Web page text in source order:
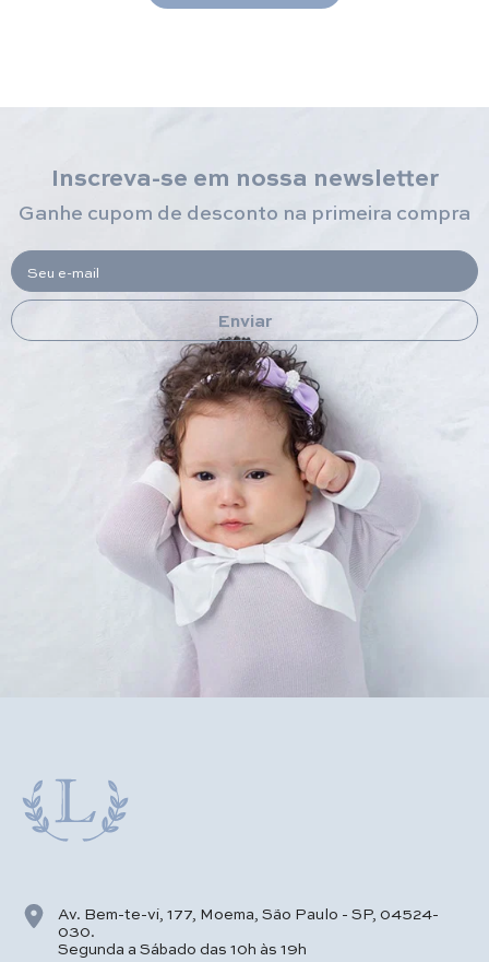
Inscreva-se em nossa newsletter
Ganhe cupom de desconto na primeira compra
Seu e-mail
Enviar
Av. Bem-te-vi, 177, Moema, São Paulo - SP, 04524-
030.
Segunda a Sábado das 10h às 19h